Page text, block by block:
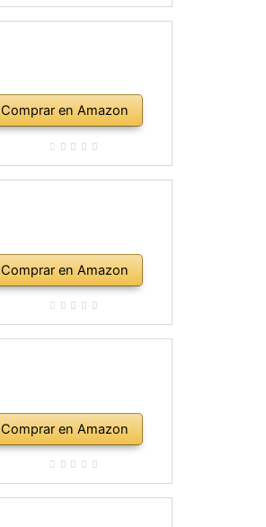
Comprar en Amazon
Comprar en Amazon
Comprar en Amazon